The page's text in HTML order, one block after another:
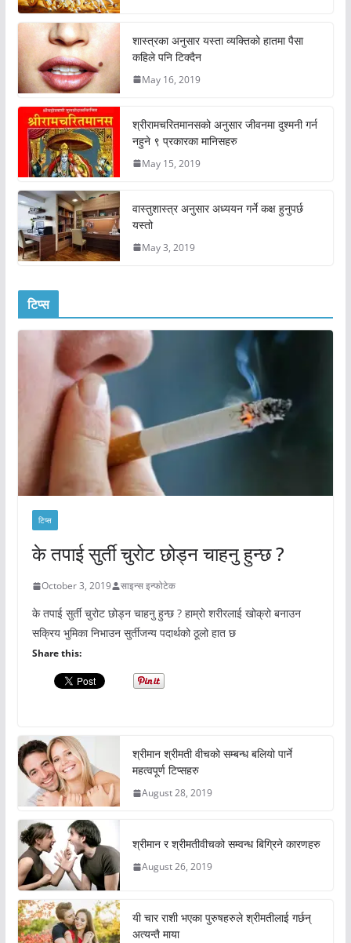
शास्त्रका अनुसार यस्ता व्यक्तिको हातमा पैसा
कहिले पनि टिक्दैन
May 16, 2019
श्रीरामचरितमानसको अनुसार जीवनमा दुश्मनी गर्न
नहुने ९ प्रकारका मानिसहरु
May 15, 2019
वास्तुशास्त्र अनुसार अध्ययन गर्ने कक्ष हुनुपर्छ
यस्तो
May 3, 2019
टिप्स
टिप्स
के तपाई सुर्ती चुरोट छोड्न चाहनु हुन्छ ?
October 3, 2019 साइन्स इन्फोटेक
के तपाई सुर्ती चुरोट छोड्न चाहनु हुन्छ ? हाम्रो शरीरलाई खोक्रो बनाउन
सक्रिय भुमिका निभाउन सुर्तीजन्य पदार्थको ठूलो हात छ
Share this:
श्रीमान श्रीमती वीचको सम्बन्ध बलियो पार्ने
महत्वपूर्ण टिप्सहरु
August 28, 2019
श्रीमान र श्रीमतीवीचको सम्वन्ध बिग्रिने कारणहरु
August 26, 2019
यी चार राशी भएका पुरुषहरुले श्रीमतीलाई गर्छन्
अत्यन्तै माया